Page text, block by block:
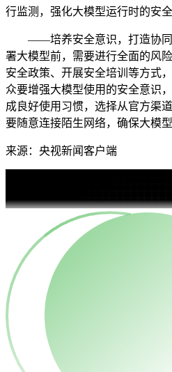
行监测，强化大模型运行时的安
——培养安全意识，打造协同
署大模型前，需要进行全面的风
安全政策、开展安全培训等方式
众要增强大模型使用的安全意识
成良好使用习惯，选择从官方渠
要随意连接陌生网络，确保大模
来源：央视新闻客户端